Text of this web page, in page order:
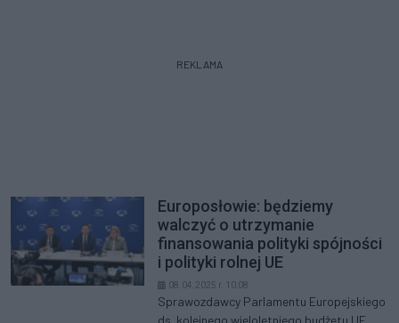
REKLAMA
Europosłowie: będziemy
walczyć o utrzymanie
finansowania polityki spójności
i polityki rolnej UE
08.04.2025 r. 10:08
Sprawozdawcy Parlamentu Europejskiego
ds. kolejnego wieloletniego budżetu UE